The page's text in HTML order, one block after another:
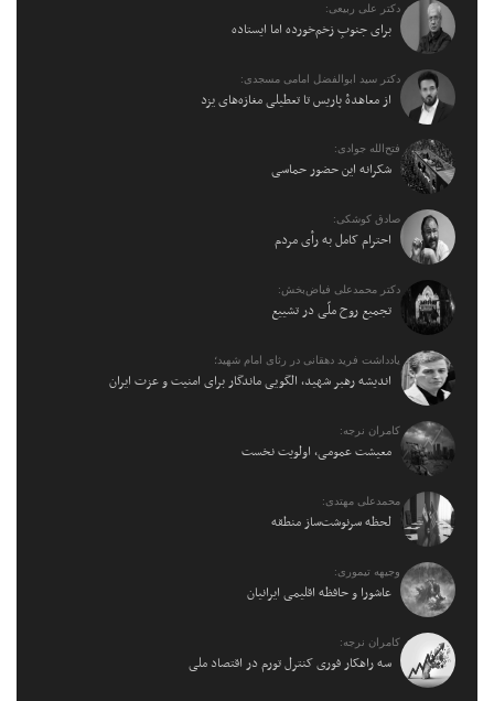
دکتر علی ربیعی:
برای جنوبِ زخم‌خورده اما ایستاده
دکتر سید ابوالفضل امامی مسجدی:
از معاهدهٔ پاریس تا تعطیلی مغازه‌های یزد
فتح‌الله جوادی:
شکرانه این حضور حماسی
صادق کوشکی:
احترام کامل به رأی مردم
دکتر محمدعلی فیاض‌بخش:
تجمیع روح ملّی در تشییع
یادداشت فرید دهقانی در رثای امام شهید؛
اندیشه رهبر شهید، الگویی ماندگار برای امنیت و عزت ایران
کامران نرجه:
معیشت عمومی، اولویت نخست
محمدعلی مهتدی:
لحظه سرنوشت‌ساز منطقه
وجیهه تیموری:
عاشورا و حافظه اقلیمی ایرانیان
کامران نرجه:
سه راهکار فوری کنترل تورم در اقتصاد ملی